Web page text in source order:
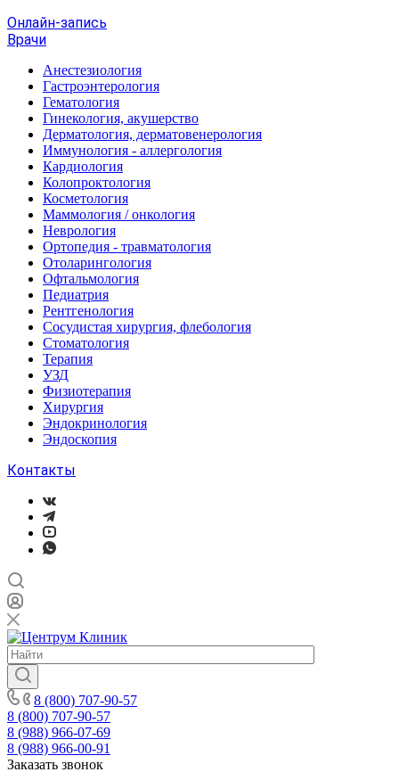
Онлайн-запись
Врачи
Анестезиология
Гастроэнтерология
Гематология
Гинекология, акушерство
Дерматология, дерматовенерология
Иммунология - аллергология
Кардиология
Колопроктология
Косметология
Маммология / онкология
Неврология
Ортопедия - травматология
Отоларингология
Офтальмология
Педиатрия
Рентгенология
Сосудистая хирургия, флебология
Стоматология
Терапия
УЗД
Физиотерапия
Хирургия
Эндокринология
Эндоскопия
Контакты
8 (800) 707-90-57
8 (800) 707-90-57
8 (988) 966-07-69
8 (988) 966-00-91
Заказать звонок